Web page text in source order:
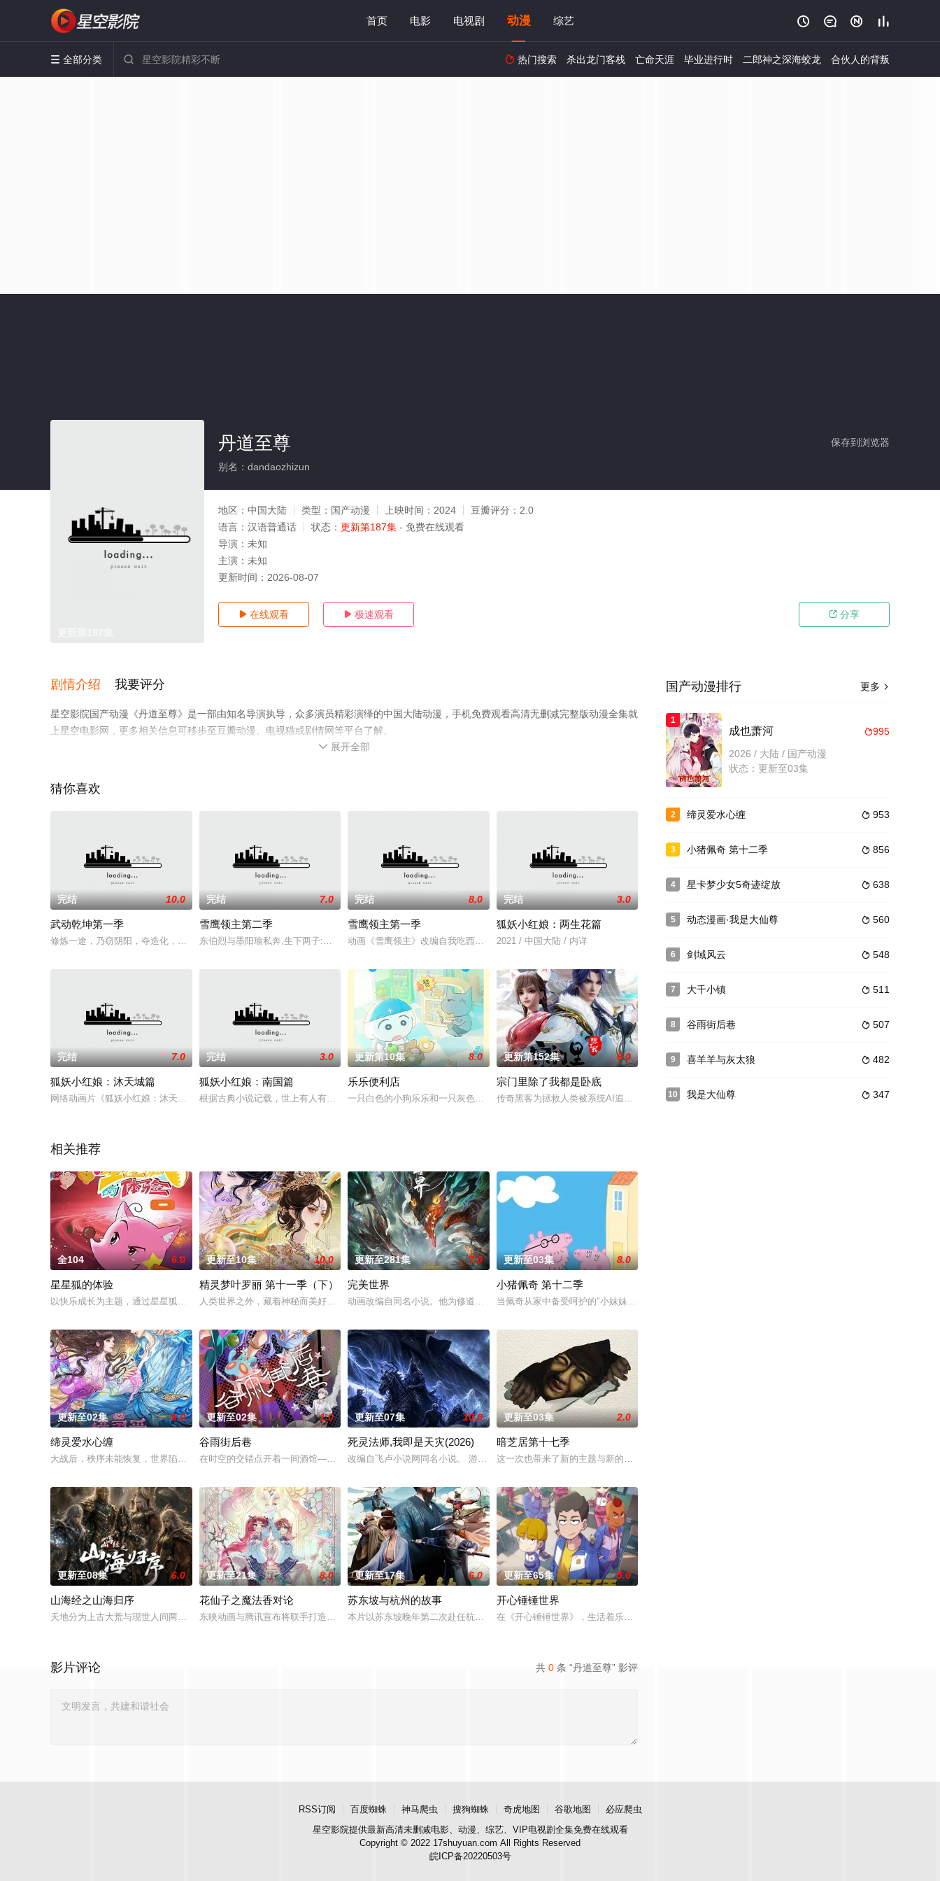
首页 电影 电视剧 动漫 综艺    
 全部分类   热门搜索 杀出龙门客栈 亡命天涯 毕业进行时 二郎神之深海蛟龙 合伙人的背叛
保存到浏览器
丹道至尊
别名：dandaozhizun
地区： 中国大陆 类型： 国产动漫 上映时间： 2024 豆瓣评分： 2.0
语言： 汉语普通话 状态： 更新第187集 - 免费在线观看
导演： 未知
主演： 未知
更新时间： 2026-08-07
 在线观看  极速观看  分享
剧情介绍 我要评分
星空影院国产动漫《丹道至尊》是一部由知名导演执导，众多演员精彩演绎的中国大陆动漫，手机免费观看高清无删减完整版动漫全集就
上星空电影网，更多相关信息可移步至豆瓣动漫、电视猫或剧情网等平台了解。
 展开全部
猜你喜欢
完结 10.0
武动乾坤第一季
修炼一途，乃窃阴阳，夺造化，转涅槃，握生死，掌轮回。武之极，破苍穹，动乾坤！一个浩瀚的仙侠世界，光怪陆离，神秘
完结 7.0
雪鹰领主第二季
东伯烈与墨阳瑜私奔,生下两子:东伯雪鹰、东伯青石,一家蛰居在青河郡雪鹰领。雪鹰八岁那年,行藏败露,舅舅墨阳琛持
完结 8.0
雪鹰领主第一季
动画《雪鹰领主》改编自我吃西红柿小说《雪鹰领主》，由企鹅影视出品，米粒影业制作，将于12月20日在腾讯视频播出
完结 3.0
狐妖小红娘：两生花篇
2021 / 中国大陆 / 内详
完结 7.0
狐妖小红娘：沐天城篇
网络动画片《狐妖小红娘：沐天城篇》是动画片jijikb系列《狐妖小红娘》的第9期续作，改编自庹小新创作的同名漫
完结 3.0
狐妖小红娘：南国篇
根据古典小说记载，世上有人有妖，妖会与人相恋，妖寿命千万年。人的寿命有限，人死了，妖活着。人会投胎转世，但投胎
更新第10集 8.0
乐乐便利店
一只白色的小狗乐乐和一只灰色的独眼猫小亮，经营着一家不太景气的便利店，这里不仅出售商品，还接取一些别人的委托赚
更新第152集 6.0
宗门里除了我都是卧底
传奇黑客为拯救人类被系统AI追杀身死，意外成为异界第一宗门的宗主，但为了应对宗内全是卧底的局面和随
相关推荐
全104 6.0
星星狐的体验
以快乐成长为主题，通过星星狐演绎不同的职业角色，帮助了孩子们了解职业，带领他们找寻到自己的兴趣与爱好，树立职业
更新至10集 10.0
精灵梦叶罗丽 第十一季（下）
人类世界之外，藏着神秘而美好的叶罗丽仙境。这里的仙子因自然与人类世界的兴衰而生，也与万物命运相连。当人类世界灾
更新至281集 7.0
完美世界
动画改编自同名小说。他为修道而生，为应劫而至，他身化亿万血雨，洒落万古岁月，经历无数时空的熬炼，岁月长河的洗礼
更新至03集 8.0
小猪佩奇 第十二季
当佩奇从家中备受呵护的"小妹妹"一跃成为肩负责任的"大姐姐"，而乔治从
更新至02集 6.0
缔灵爱水心缠
大战后，秩序未能恢复，世界陷入混乱。混沌从深渊崛起，黑暗如潮水般吞噬大地……缔默完成了命运的蜕变——她不再是被
更新至02集 1.0
谷雨街后巷
在时空的交错点开着一间酒馆——谷雨街后巷。 无论城市的角落，还是繁星坠落的荒漠， 穿过现实的迷宫，欢迎光临“谷
更新至07集 10.0
死灵法师,我即是天灾(2026)
改编自飞卢小说网同名小说。 游戏降临现实，世界规则颠覆，人类进入全民转职时代。 机遇之下暗流汹涌，深渊的魔族和
更新至03集 2.0
暗芝居第十七季
这一次也带来了新的主题与新的恐怖演出，充满了令人脊背发凉的故事。负责演唱片尾主题曲的二人歌谣组合“
更新至08集 6.0
山海经之山海归序
天地分为上古大荒与现世人间两界，由太极壁垒相隔，域外虚无异境滋生侵蚀神魂、扰乱秩序的暗紫色暗力；天地遴选十二山
更新至21集 8.0
花仙子之魔法香对论
东映动画与腾讯宣布将联手打造『花仙子』全新动画 新作将继承经典、结合潮流、呈现崭新的花仙子世界。
更新至17集 6.0
苏东坡与杭州的故事
本片以苏东坡晚年第二次赴任杭州，与老友佛印（一心想将苏东坡渡入佛门）、辽国女粉丝耶律云（原型为高丽使者之子金富
更新至65集 5.0
开心锤锤世界
在《开心锤锤世界》，生活着乐观善良的少年锤锤和他性格各异的家人朋友们，他们在日常琐事中脑洞大开，
共 0 条 “丹道至尊” 影评
影片评论
更多 
国产动漫排行
1
995
成也萧河
2026 / 大陆 / 国产动漫
状态：更新至03集
2  953
缔灵爱水心缠
3  856
小猪佩奇 第十二季
4  638
星卡梦少女5奇迹绽放
5  560
动态漫画·我是大仙尊
6  548
剑域风云
7  511
大千小镇
8  507
谷雨街后巷
9  482
喜羊羊与灰太狼
10  347
我是大仙尊
RSS订阅 百度蜘蛛 神马爬虫 搜狗蜘蛛 奇虎地图 谷歌地图
必应爬虫
星空影院提供最新高清未删减电影、动漫、综艺、VIP电视剧全集免费在线观看
Copyright © 2022 17shuyuan.com All Rights Reserved
皖ICP备20220503号